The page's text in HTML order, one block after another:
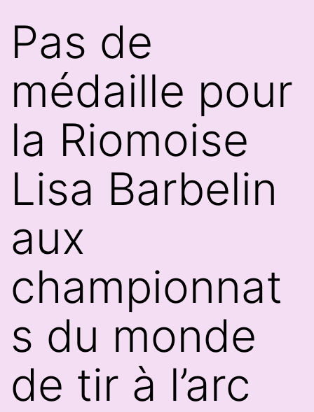
Pas de
médaille pour
la Riomoise
Lisa Barbelin
aux
championnat
s du monde
de tir à l’arc